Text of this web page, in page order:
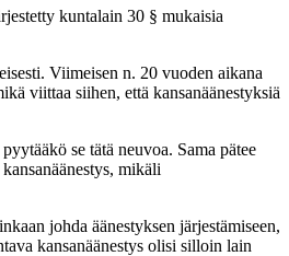
kuntalain 30 § mukaisia
Viimeisen n. 20 vuoden aikana
viittaa siihen, että kansanäänestyksiä
se tätä neuvoa. Sama pätee
mikäli
johda äänestyksen järjestämiseen,
kansanäänestys olisi silloin lain